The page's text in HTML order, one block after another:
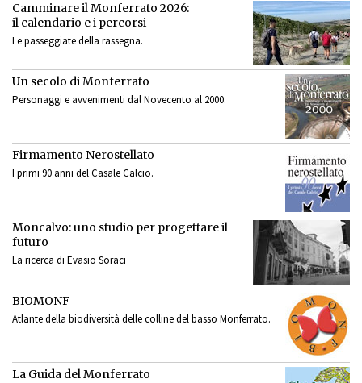
Camminare il Monferrato 2026:
il calendario e i percorsi
Le passeggiate della rassegna.
Un secolo di Monferrato
Personaggi e avvenimenti dal Novecento al 2000.
Firmamento Nerostellato
I primi 90 anni del Casale Calcio.
Moncalvo: uno studio per progettare il
futuro
La ricerca di Evasio Soraci
BIOMONF
Atlante della biodiversità delle colline del basso Monferrato.
La Guida del Monferrato